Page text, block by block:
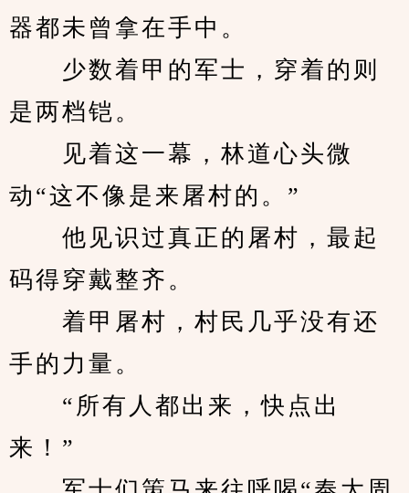
器都未曾拿在手中。
少数着甲的军士，穿着的则
是两档铠。
见着这一幕，林道心头微
动“这不像是来屠村的。”
他见识过真正的屠村，最起
码得穿戴整齐。
着甲屠村，村民几乎没有还
手的力量。
“所有人都出来，快点出
来！”